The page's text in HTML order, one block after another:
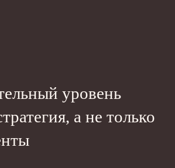
уровень
а не только